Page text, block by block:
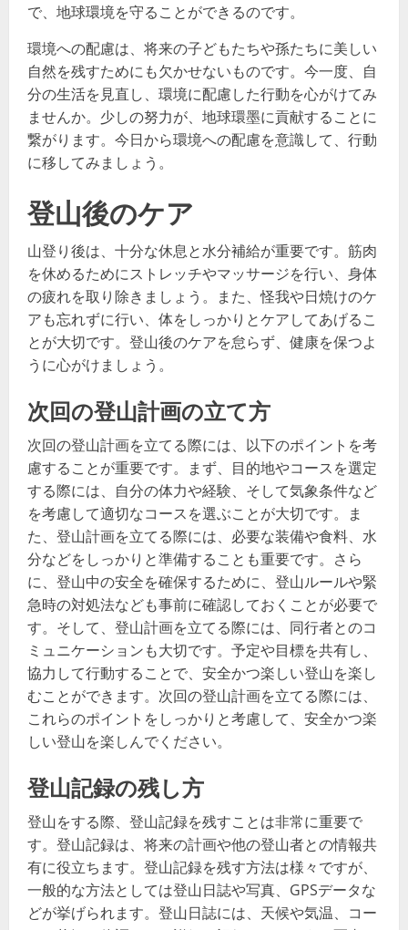
で、地球環境を守ることができるのです。
環境への配慮は、将来の子どもたちや孫たちに美しい
自然を残すためにも欠かせないものです。今一度、自
分の生活を見直し、環境に配慮した行動を心がけてみ
ませんか。少しの努力が、地球環墨に貢献することに
繋がります。今日から環境への配慮を意識して、行動
に移してみましょう。
登山後のケア
山登り後は、十分な休息と水分補給が重要です。筋肉
を休めるためにストレッチやマッサージを行い、身体
の疲れを取り除きましょう。また、怪我や日焼けのケ
アも忘れずに行い、体をしっかりとケアしてあげるこ
とが大切です。登山後のケアを怠らず、健康を保つよ
うに心がけましょう。
次回の登山計画の立て方
次回の登山計画を立てる際には、以下のポイントを考
慮することが重要です。まず、目的地やコースを選定
する際には、自分の体力や経験、そして気象条件など
を考慮して適切なコースを選ぶことが大切です。ま
た、登山計画を立てる際には、必要な装備や食料、水
分などをしっかりと準備することも重要です。さら
に、登山中の安全を確保するために、登山ルールや緊
急時の対処法なども事前に確認しておくことが必要で
す。そして、登山計画を立てる際には、同行者とのコ
ミュニケーションも大切です。予定や目標を共有し、
協力して行動することで、安全かつ楽しい登山を楽し
むことができます。次回の登山計画を立てる際には、
これらのポイントをしっかりと考慮して、安全かつ楽
しい登山を楽しんでください。
登山記録の残し方
登山をする際、登山記録を残すことは非常に重要で
す。登山記録は、将来の計画や他の登山者との情報共
有に役立ちます。登山記録を残す方法は様々ですが、
一般的な方法としては登山日誌や写真、GPSデータな
どが挙げられます。登山日誌には、天候や気温、コー